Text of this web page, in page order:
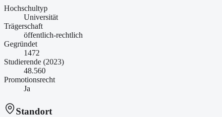
Hochschultyp
Universität
Trägerschaft
öffentlich-rechtlich
Gegründet
1472
Studierende (2023)
48.560
Promotionsrecht
Ja
Standort